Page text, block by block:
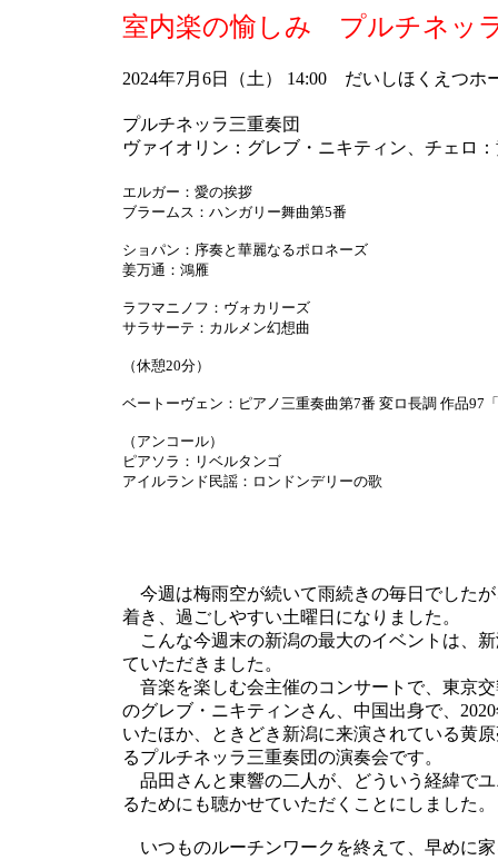
室内楽の愉しみ プルチネッ
2024年7月6日（土） 14:00 だいしほくえつホ
プルチネッラ三重奏団
ヴァイオリン：グレブ・ニキティン、チェロ
エルガー：愛の挨拶
ブラームス：ハンガリー舞曲第5番
ショパン：序奏と華麗なるポロネーズ
姜万通：鴻雁
ラフマニノフ：ヴォカリーズ
サラサーテ：カルメン幻想曲
（休憩20分）
ベートーヴェン：ピアノ三重奏曲第7番 変ロ長調 作品97
（アンコール）
ピアソラ：リベルタンゴ
アイルランド民謡：ロンドンデリーの歌
今週は梅雨空が続いて雨続きの毎日でした
着き、過ごしやすい土曜日になりました。
こんな今週末の新潟の最大のイベントは、
ていただきました。
音楽を楽しむ会主催のコンサートで、東京
のグレブ・ニキティンさん、中国出身で、
いたほか、ときどき新潟に来演されている黄
るプルチネッラ三重奏団の演奏会です。
品田さんと東響の二人が、どういう経緯で
るためにも聴かせていただくことにしました。
いつものルーチンワークを終えて、早めに